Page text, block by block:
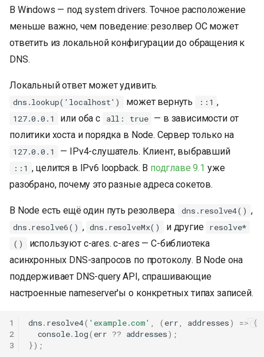
В Windows — под system drivers. Точное расположение
меньше важно, чем поведение: резолвер ОС может
ответить из локальной конфигурации до обращения к
DNS.
Локальный ответ может удивить.
dns.lookup('localhost') может вернуть ::1 ,
127.0.0.1 или оба с all: true — в зависимости от
политики хоста и порядка в Node. Сервер только на
127.0.0.1 — IPv4-слушатель. Клиент, выбравший
::1 , целится в IPv6 loopback. В подглаве 9.1 уже
разобрано, почему это разные адреса сокетов.
В Node есть ещё один путь резолвера. dns.resolve4() ,
dns.resolve6() , dns.resolveMx() и другие resolve*
()
используют c-ares. c-ares — C-библиотека
асинхронных DNS-запросов по протоколу. В Node она
поддерживает DNS-query API, спрашивающие
настроенные nameserver'ы о конкретных типах записей.
1
2
3
dns. resolve4( 'example.com' , ( err, addresses) => {
console. log( err ?? addresses);
});